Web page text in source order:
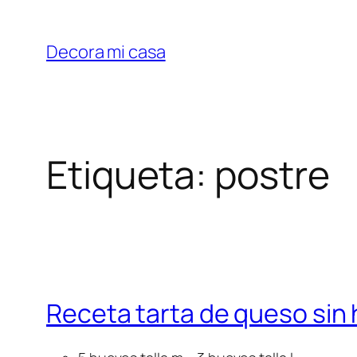
contenido
Decora mi casa
Etiqueta: postre
Receta tarta de queso sin